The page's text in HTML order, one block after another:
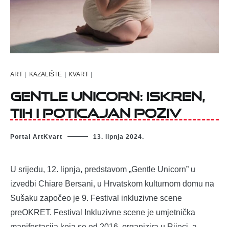
ART | KAZALIŠTE | KVART |
Gentle Unicorn: iskren,
tih i poticajan poziv
Portal ArtKvart 13. lipnja 2024.
U srijedu, 12. lipnja, predstavom „Gentle Unicorn” u
izvedbi Chiare Bersani, u Hrvatskom kulturnom domu na
Sušaku započeo je 9. Festival inkluzivne scene
preOKRET. Festival Inkluzivne scene je umjetnička